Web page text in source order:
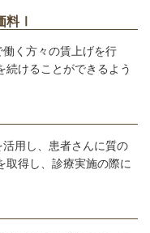
料Ⅰ
く方々の賃上げを行
続けることができるよう
用し、患者さんに質の
取得し、診療実施の際に